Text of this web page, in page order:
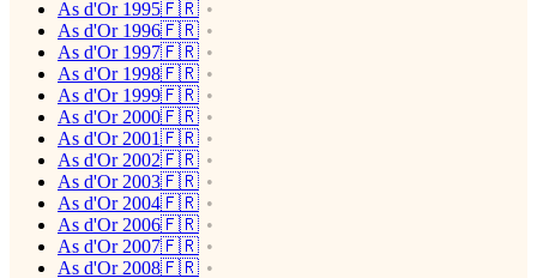
As d'Or 1995🇫🇷
As d'Or 1996🇫🇷
As d'Or 1997🇫🇷
As d'Or 1998🇫🇷
As d'Or 1999🇫🇷
As d'Or 2000🇫🇷
As d'Or 2001🇫🇷
As d'Or 2002🇫🇷
As d'Or 2003🇫🇷
As d'Or 2004🇫🇷
As d'Or 2006🇫🇷
As d'Or 2007🇫🇷
As d'Or 2008🇫🇷